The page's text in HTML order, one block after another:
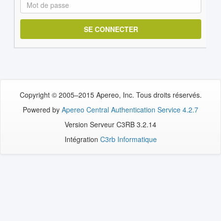
de
passe:
Copyright © 2005–2015 Apereo, Inc. Tous droits réservés.
Powered by Apereo Central Authentication Service 4.2.7
Version Serveur C3RB 3.2.14
Intégration C3rb Informatique